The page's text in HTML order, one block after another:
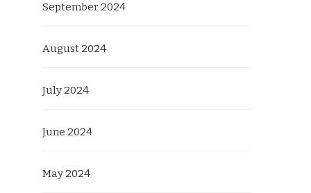
September 2024
August 2024
July 2024
June 2024
May 2024